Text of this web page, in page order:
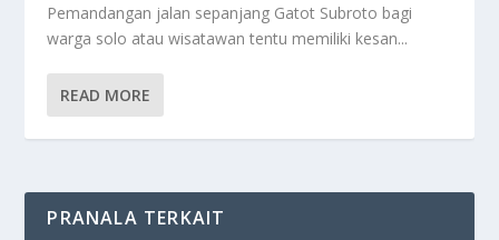
Pemandangan jalan sepanjang Gatot Subroto bagi
warga solo atau wisatawan tentu memiliki kesan...
READ MORE
PRANALA TERKAIT